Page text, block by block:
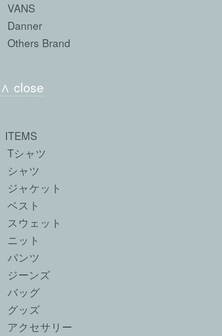
VANS
Danner
Others Brand
∧ close
ITEMS
Tシャツ
シャツ
ジャケット
ベスト
スウェット
ニット
パンツ
ジーンズ
バッグ
グッズ
アクセサリー